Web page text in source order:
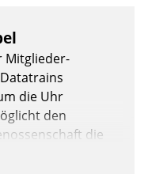
Mitglieder-
die Uhr
den
die
Tablet oder PC.